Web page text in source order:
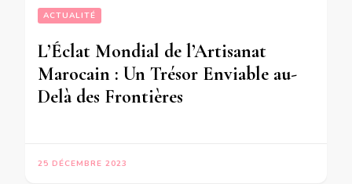
ACTUALITÉ
L’Éclat Mondial de l’Artisanat
Marocain : Un Trésor Enviable au-
Delà des Frontières
25 DÉCEMBRE 2023